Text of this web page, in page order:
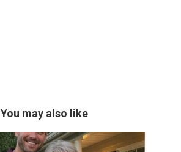
You may also like